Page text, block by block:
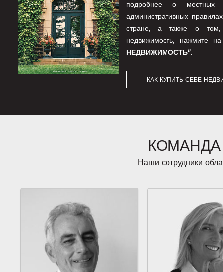
подробнее о местных
административных
стране, а также о том,
недвижимость, нажмите
НЕДВИЖИМОСТЬ"
КАК КУПИТЬ СЕБЕ
Наши сотрудники